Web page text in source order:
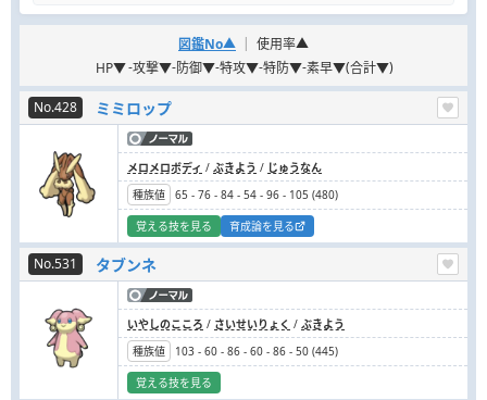
図鑑No▲ | 使用率▲
HP▼-攻撃▼-防御▼-特攻▼-特防▼-素早▼(合計▼)
No.428 ミミロップ
メロメロボディ / ぶきよう / じゅうなん
種族値
65 - 76 - 84 - 54 - 96 - 105 (480)
覚える技を見る 育成論を見る
No.531 タブンネ
いやしのこころ / さいせいりょく / ぶきよう
種族値
103 - 60 - 86 - 60 - 86 - 50 (445)
覚える技を見る